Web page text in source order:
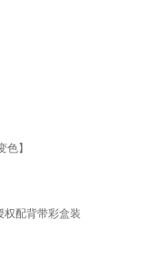
】
权配背带彩盒装